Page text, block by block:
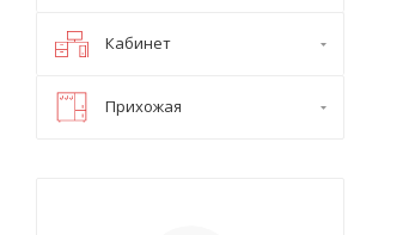
Кабинет
Прихожая